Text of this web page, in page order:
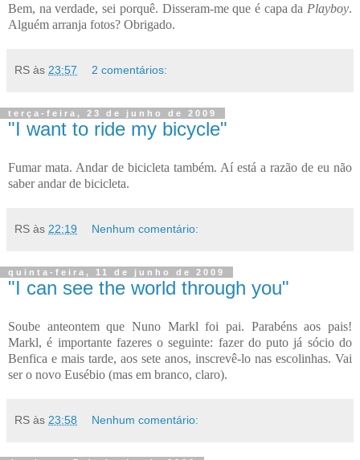
Bem, na verdade, sei porquê. Disseram-me que é capa da Playboy.
Alguém arranja fotos? Obrigado.
RS às 23:57 2 comentários:
terça-feira, 23 de junho de 2009
"I want to ride my bicycle"
Fumar mata. Andar de bicicleta também. Aí está a razão de eu não
saber andar de bicicleta.
RS às 22:19 Nenhum comentário:
quinta-feira, 11 de junho de 2009
"I can see the world through you"
Soube anteontem que Nuno Markl foi pai. Parabéns aos pais!
Markl, é importante fazeres o seguinte: fazer do puto já sócio do
Benfica e mais tarde, aos sete anos, inscrevê-lo nas escolinhas. Vai
ser o novo Eusébio (mas em branco, claro).
RS às 23:58 Nenhum comentário: